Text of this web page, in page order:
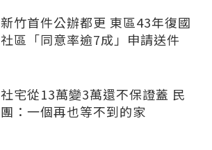
新竹首件公辦都更 東區43年復國
社區「同意率逾7成」申請送件
社宅從13萬變3萬還不保證蓋 民
團：一個再也等不到的家